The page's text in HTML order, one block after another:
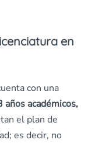
en
con una
académicos,
el plan de
es decir, no